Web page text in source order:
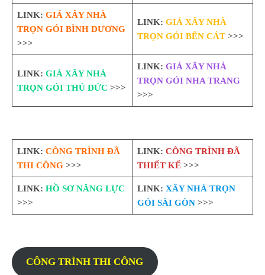
LINK: GIÁ XÂY NHÀ
TRỌN GÓI BÌNH DƯƠNG
>>>
LINK: GIÁ XÂY NHÀ
TRỌN GÓI BẾN CÁT>>>
LINK: GIÁ XÂY NHÀ
TRỌN GÓI THỦ ĐỨC >>>
LINK: GIÁ XÂY NHÀ
TRỌN GÓI NHA TRANG
>>>
LINK: CÔNG TRÌNH ĐÃ
THI CÔNG>>>
LINK: CÔNG TRÌNH ĐÃ
THIẾT KẾ>>>
LINK: HỒ SƠ NĂNG LỰC
>>>
LINK: XÂY NHÀ TRỌN
GÓI SÀI GÒN>>>
CÔNG TRÌNH THI CÔNG